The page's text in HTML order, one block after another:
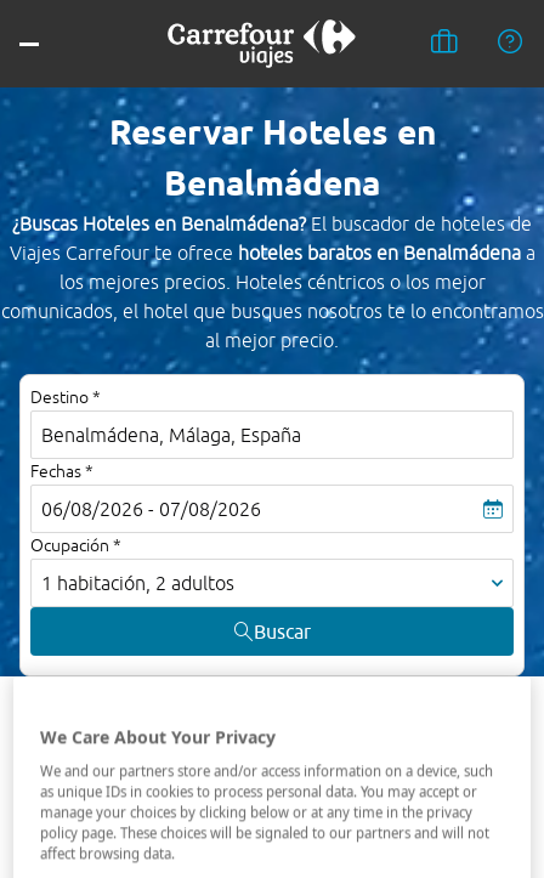
Reservar Hoteles en
Benalmádena
¿Buscas Hoteles en Benalmádena?El buscador de hoteles de
Viajes Carrefour te ofrece hoteles baratos en Benalmádena a
los mejores precios. Hoteles céntricos o los mejor
comunicados, el hotel que busques nosotros te lo encontramos
al mejor precio.
Destino *
Fechas *
06/08/2026 - 07/08/2026
Ocupación *
1 habitación, 2 adultos
Buscar
VER TODOS LOS HOTELES BARATOS EN BENALMÁDENA
Hoteles en Benalmádena
El municipio está compuesto por tres núcleos de población.
We Care About Your Privacy
We and our partners store and/or access information on a device, such
as unique IDs in cookies to process personal data. You may accept or
manage your choices by clicking below or at any time in the privacy
policy page. These choices will be signaled to our partners and will not
affect browsing data.